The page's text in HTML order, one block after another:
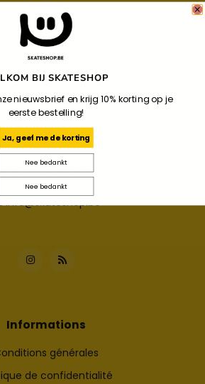
Your Local Skateshop
Noordzandstraat 86
Brugge
+32 487 34 09 44
+32 487 34 09 44
info@skateshop.be
Informations
générales
de confidentialité
BIJ SKATESHOP
nieuwsbrief en krijg 10% korting op je
eerste bestelling!
Ja, geef me de korting
Nee bedankt
Nee bedankt